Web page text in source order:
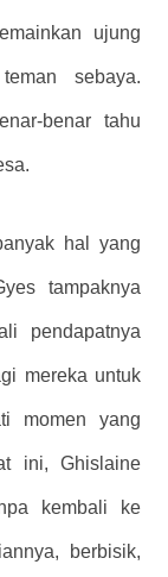
ujung
sebaya.
benar tahu
hal yang
tampaknya
pendapatnya
mereka untuk
momen yang
ini, Ghislaine
kembali ke
berbisik,